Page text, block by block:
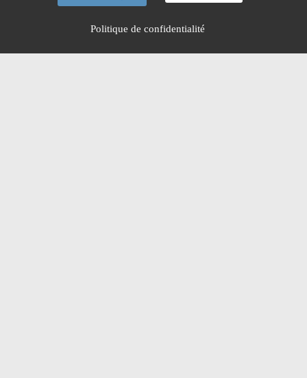
Politique de confidentialité